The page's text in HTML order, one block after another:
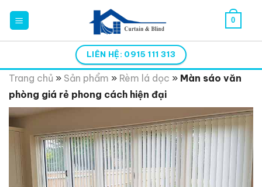
content
0
LIÊN HỆ: 0915 111 313
Trang chủ » Sản phẩm » Rèm lá dọc » Màn sáo văn
phòng giá rẻ phong cách hiện đại